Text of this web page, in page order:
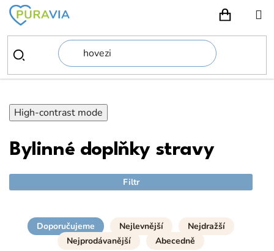
Přejít
obsah
High-contrast mode
Bylinné doplňky stravy
Filtr
Doporučujeme Nejlevnější
Nejdražší
Nejprodávanější
Abecedně